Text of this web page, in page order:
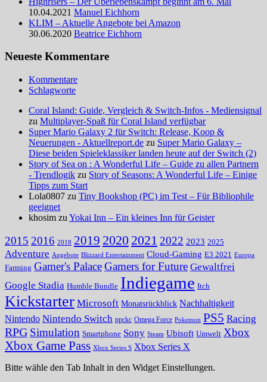
10.04.2021 Manuel Eichhorn
KLIM – Aktuelle Angebote bei Amazon
30.06.2020 Beatrice Eichhorn
Neueste Kommentare
Kommentare
Schlagworte
Coral Island: Guide, Vergleich & Switch-Infos - Mediensignal
zu Multiplayer-Spaß für Coral Island verfügbar
Super Mario Galaxy 2 für Switch: Release, Koop &
Neuerungen - Aktuellreport.de zu Super Mario Galaxy –
Diese beiden Spieleklassiker landen heute auf der Switch (2)
Story of Sea on : A Wonderful Life – Guide zu allen Partnern
- Trendlogik zu Story of Seasons: A Wonderful Life – Einige
Tipps zum Start
Lola0807 zu Tiny Bookshop (PC) im Test – Für Bibliophile
geeignet
khosim zu Yokai Inn – Ein kleines Inn für Geister
2015 2016 2018 2019 2020 2021 2022 2023 2025
Adventure Angebote Blizzard Entertainment Cloud-Gaming E3 2021 Europa
Farming Gamer's PalaceGamers for Future Gewaltfrei
Google Stadia Humble Bundle Indiegame Itch
Kickstarter Microsoft Monatsrückblick Nachhaltigkeit
Nintendo Nintendo Switch npckc Omega Force Pokemon PS5 Racing
RPG Simulation Smartphone Sony Steam Ubisoft Umwelt Xbox
Xbox Game Pass Xbox Series S Xbox Series X
Bitte wähle den Tab Inhalt in den Widget Einstellungen.